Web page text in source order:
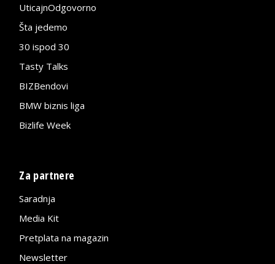
UticajnOdgovorno
Šta jedemo
30 ispod 30
Tasty Talks
BIZBendovi
BMW biznis liga
Bizlife Week
Za partnere
Saradnja
Media Kit
Pretplata na magazin
Newsletter